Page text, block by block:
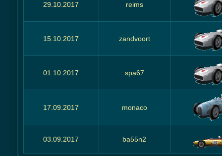
29.10.2017 reims
15.10.2017 zandvoort
01.10.2017 spa67
17.09.2017 monaco
03.09.2017 ba55n2